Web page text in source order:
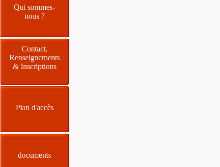
Qui sommes-
nous ?
Contact,
Renseignements
& Inscriptions
Plan d'accès
documents